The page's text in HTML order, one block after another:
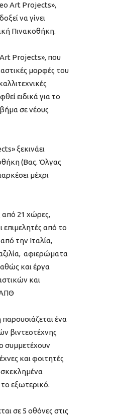
Art Projects»,
να γίνει
Πινακοθήκη.
Projects», που
μορφές του
ειδικά για το
σε νέους
ξεκινάει
(Βας. Όλγας
μέχρι
από 21 χώρες,
από το
την Ιταλία,
αφιερώματα
και έργα
και
ένα
βιντεοτέχνης
συμμετέχουν
και φοιτητές
εξωτερικό.
σε 5 οθόνες στις